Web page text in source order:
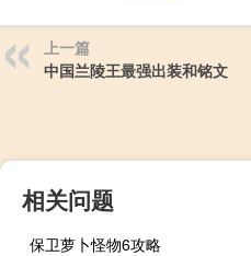
上一篇
中国兰陵王最强出装和铭文
相关问题
保卫萝卜怪物6攻略